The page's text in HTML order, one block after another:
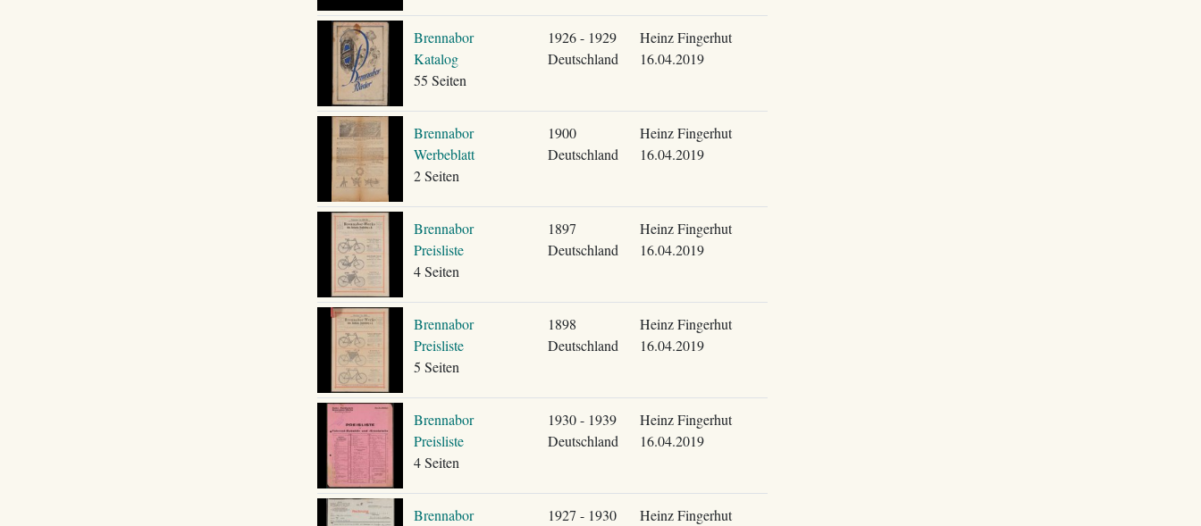
Brennabor
Katalog
55 Seiten
1926 - 1929
Deutschland
Heinz Fingerhut
16.04.2019
Brennabor
Werbeblatt
2 Seiten
1900
Deutschland
Heinz Fingerhut
16.04.2019
Brennabor
Preisliste
4 Seiten
1897
Deutschland
Heinz Fingerhut
16.04.2019
Brennabor
Preisliste
5 Seiten
1898
Deutschland
Heinz Fingerhut
16.04.2019
Brennabor
Preisliste
4 Seiten
1930 - 1939
Deutschland
Heinz Fingerhut
16.04.2019
Brennabor
1927 - 1930
Heinz Fingerhut